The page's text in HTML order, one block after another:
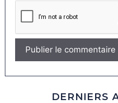
DERNIERS